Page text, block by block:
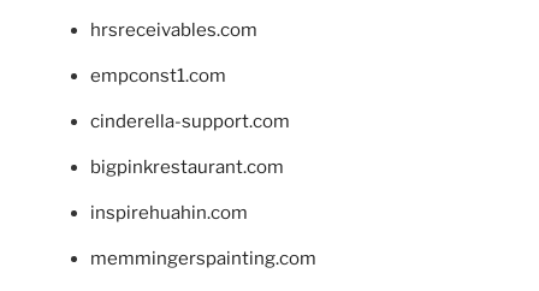
hrsreceivables.com
empconst1.com
cinderella-support.com
bigpinkrestaurant.com
inspirehuahin.com
memmingerspainting.com